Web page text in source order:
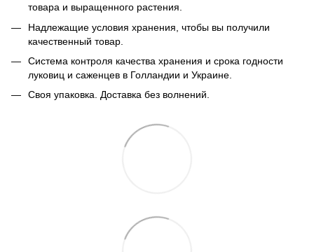
товара и выращенного растения.
Надлежащие условия хранения, чтобы вы получили
качественный товар.
Система контроля качества хранения и срока годности
луковиц и саженцев в Голландии и Украине.
Своя упаковка. Доставка без волнений.